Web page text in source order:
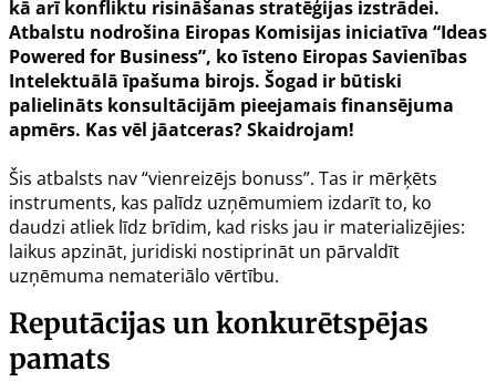
kā arī konfliktu risināšanas stratēģijas izstrādei.
Atbalstu nodrošina Eiropas Komisijas iniciatīva “Ideas
Powered for Business”, ko īsteno Eiropas Savienības
Intelektuālā īpašuma birojs. Šogad ir būtiski
palielināts konsultācijām pieejamais finansējuma
apmērs. Kas vēl jāatceras? Skaidrojam!
Šis atbalsts nav “vienreizējs bonuss”. Tas ir mērķēts
instruments, kas palīdz uzņēmumiem izdarīt to, ko
daudzi atliek līdz brīdim, kad risks jau ir materializējies:
laikus apzināt, juridiski nostiprināt un pārvaldīt
uzņēmuma nemateriālo vērtību.
Reputācijas un konkurētspējas
pamats